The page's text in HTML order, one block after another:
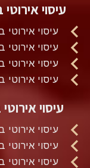
עיסוי
עיסוי אירוטי
עיסוי אירוטי
עיסוי אירוטי
עיסוי
עיסוי
עיסוי
עיסוי אירוטי
עיסוי אירוטי